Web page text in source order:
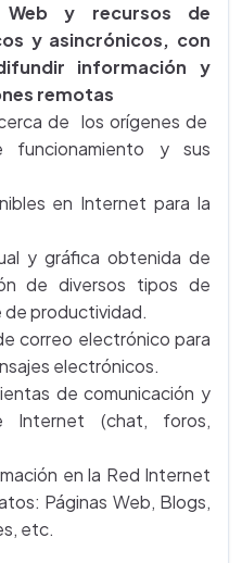
y recursos de
y asincrónicos, con
información y
remotas
de los orígenes de
y sus
en Internet para la
y gráfica obtenida de
de diversos tipos de
productividad.
correo electrónico para
electrónicos.
de comunicación y
Internet (chat, foros,
en la Red Internet
Páginas Web, Blogs,
etc.